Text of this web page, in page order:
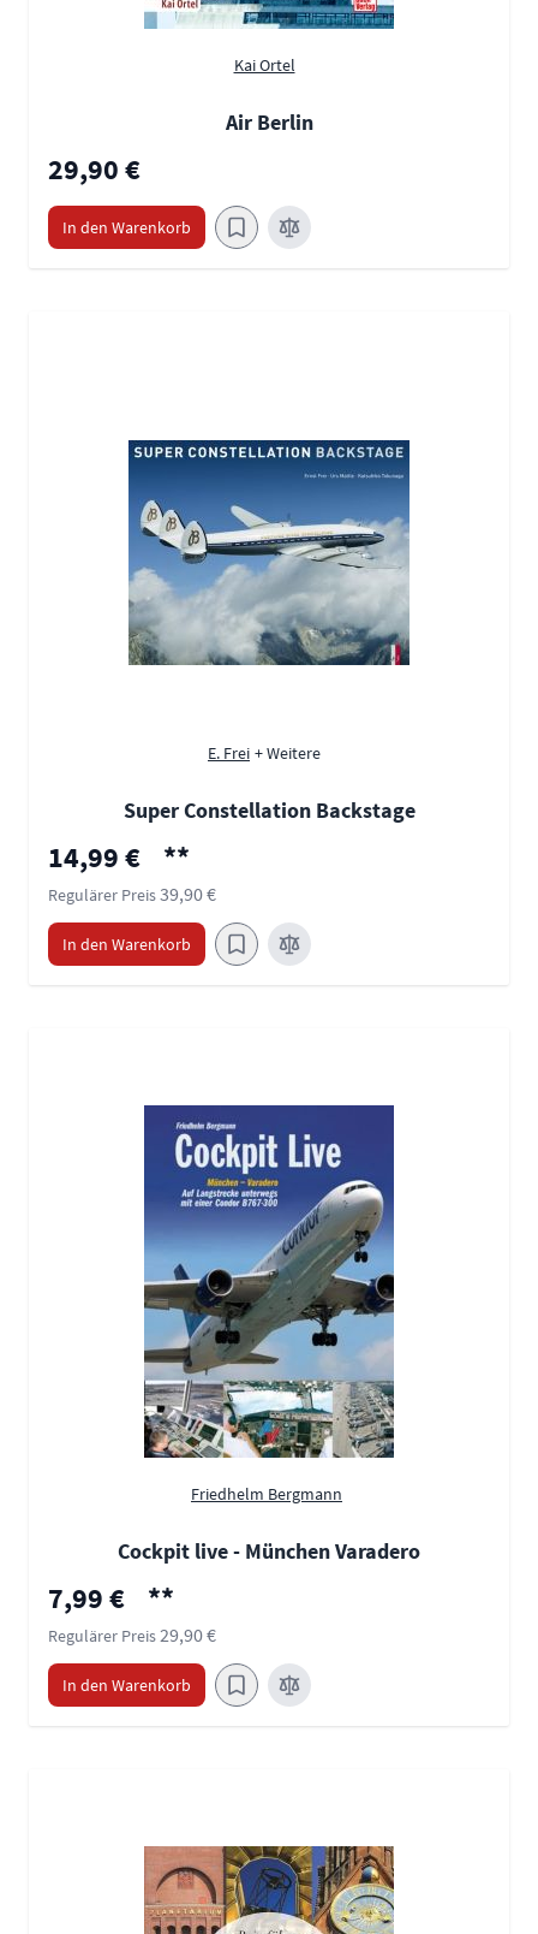
Kai Ortel
Air Berlin
29,90 €
In den Warenkorb
E. Frei + Weitere
Super Constellation Backstage
Sonderpreis
14,99 € **
Regulärer Preis39,90 €
In den Warenkorb
Friedhelm Bergmann
Cockpit live - München Varadero
Sonderpreis
7,99 € **
Regulärer Preis29,90 €
In den Warenkorb